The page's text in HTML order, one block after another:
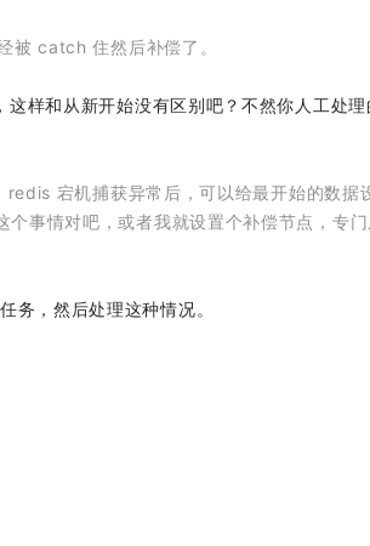
被 catch 住然后补偿了。
样和从新开始没有区别吧？不然你人工处理
宕机捕获异常后，可以给最开始的数据
事情对吧，或者我就设置个补偿节点，专
务，然后处理这种情况。